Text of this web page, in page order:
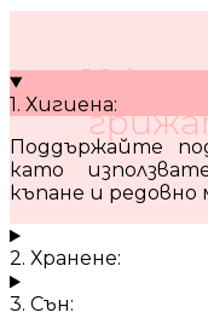
10
1. Хигиена:
Поддържайте
като
къпане и
2. Хранене:
3. Сън: